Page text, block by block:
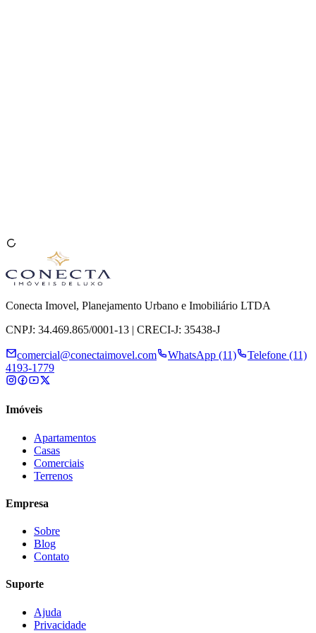
Conecta Imovel, Planejamento Urbano e Imobiliário LTDA
CNPJ: 34.469.865/0001-13 | CRECI-J: 35438-J
comercial@conectaimovel.com WhatsApp (11)
Telefone (11)
4193-1779
Imóveis
Apartamentos
Casas
Comerciais
Terrenos
Empresa
Sobre
Blog
Contato
Suporte
Ajuda
Privacidade